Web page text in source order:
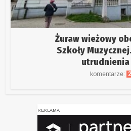
Żuraw wieżowy
Szkoły
utrudnienia
komentarze:
REKLAMA